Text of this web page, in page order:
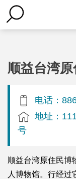
顺益台湾
电话：
地址：
号
顺益台湾原住民博
人博物馆。行经过